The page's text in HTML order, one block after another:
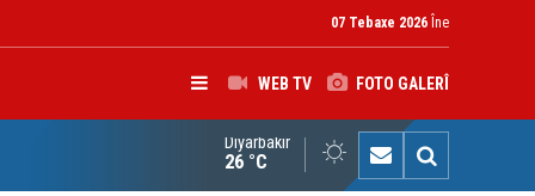
07 Tebaxe 2026 Îne
WEB TV FOTO GALERÎ
Gotinên Parêzgarê Kerkûkê yên li ser Madeya 140î hewldana
Diyarbakır
26 °C